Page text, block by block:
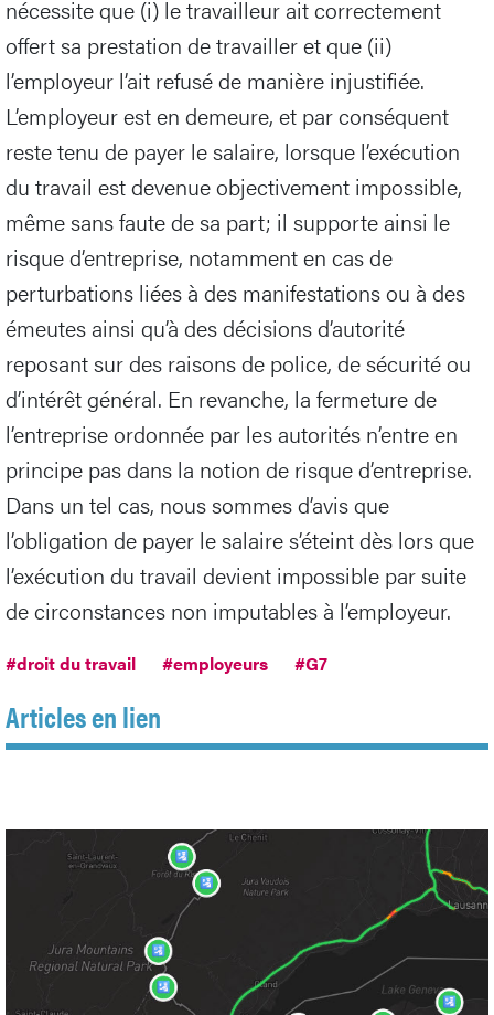
nécessite que (i) le travailleur ait correctement
offert sa prestation de travailler et que (ii)
l’employeur l’ait refusé de manière injustifiée.
L’employeur est en demeure, et par conséquent
reste tenu de payer le salaire, lorsque l’exécution
du travail est devenue objectivement impossible,
même sans faute de sa part; il supporte ainsi le
risque d’entreprise, notamment en cas de
perturbations liées à des manifestations ou à des
émeutes ainsi qu’à des décisions d’autorité
reposant sur des raisons de police, de sécurité ou
d’intérêt général. En revanche, la fermeture de
l’entreprise ordonnée par les autorités n’entre en
principe pas dans la notion de risque d’entreprise.
Dans un tel cas, nous sommes d’avis que
l’obligation de payer le salaire s’éteint dès lors que
l’exécution du travail devient impossible par suite
de circonstances non imputables à l’employeur.
#droit du travail #employeurs #G7
Articles en lien